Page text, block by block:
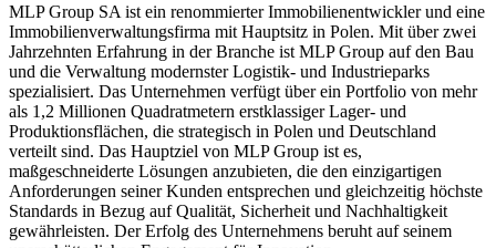
MLP Group SA ist ein renommierter Immobilienentwickler und eine
Immobilienverwaltungsfirma mit Hauptsitz in Polen. Mit über zwei
Jahrzehnten Erfahrung in der Branche ist MLP Group auf den Bau
und die Verwaltung modernster Logistik- und Industrieparks
spezialisiert. Das Unternehmen verfügt über ein Portfolio von mehr
als 1,2 Millionen Quadratmetern erstklassiger Lager- und
Produktionsflächen, die strategisch in Polen und Deutschland
verteilt sind. Das Hauptziel von MLP Group ist es,
maßgeschneiderte Lösungen anzubieten, die den einzigartigen
Anforderungen seiner Kunden entsprechen und gleichzeitig höchste
Standards in Bezug auf Qualität, Sicherheit und Nachhaltigkeit
gewährleisten. Der Erfolg des Unternehmens beruht auf seinem